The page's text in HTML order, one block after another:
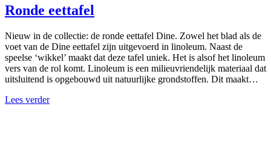
Ronde eettafel
Nieuw in de collectie: de ronde eettafel Dine. Zowel het blad als de
voet van de Dine eettafel zijn uitgevoerd in linoleum. Naast de
speelse ‘wikkel’ maakt dat deze tafel uniek. Het is alsof het linoleum
vers van de rol komt. Linoleum is een milieuvriendelijk materiaal dat
uitsluitend is opgebouwd uit natuurlijke grondstoffen. Dit maakt…
Lees verder